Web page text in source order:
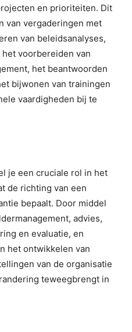
en prioriteiten. Dit
van vergaderingen met
van beleidsanalyses,
voorbereiden van
het beantwoorden
bijwonen van trainingen
vaardigheden bij te
je een cruciale rol in het
de richting van een
bepaalt. Door middel
advies,
en evaluatie, en
het ontwikkelen van
van de organisatie
teweegbrengt in